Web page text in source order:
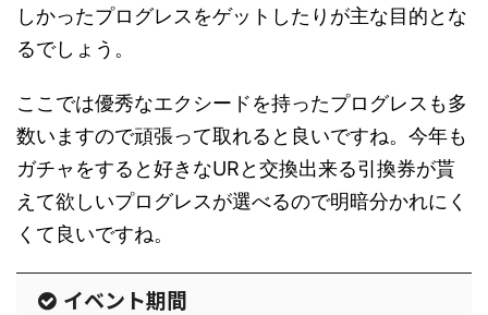
しかったプログレスをゲットしたりが主な目的とな
るでしょう。
ここでは優秀なエクシードを持ったプログレスも多
数いますので頑張って取れると良いですね。今年も
ガチャをすると好きなURと交換出来る引換券が貰
えて欲しいプログレスが選べるので明暗分かれにく
くて良いですね。
イベント期間